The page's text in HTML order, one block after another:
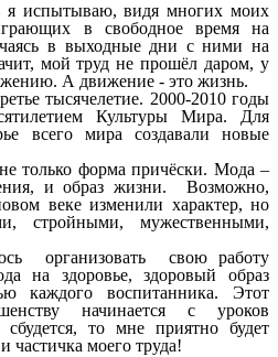
видя многих моих
в свободное время на
в выходные дни с ними на
мой труд не прошёл даром, у
А движение - это жизнь.
тысячелетие. 2000-2010 годы
Культуры Мира. Для
всего мира создавали новые
только форма причёски. Мода –
и образ жизни. Возможно,
веке изменили характер, но
стройными, мужественными,
организовать свою работу
на здоровье, здоровый образ
каждого воспитанника. Этот
начинается с уроков
то мне приятно будет
частичка моего труда!